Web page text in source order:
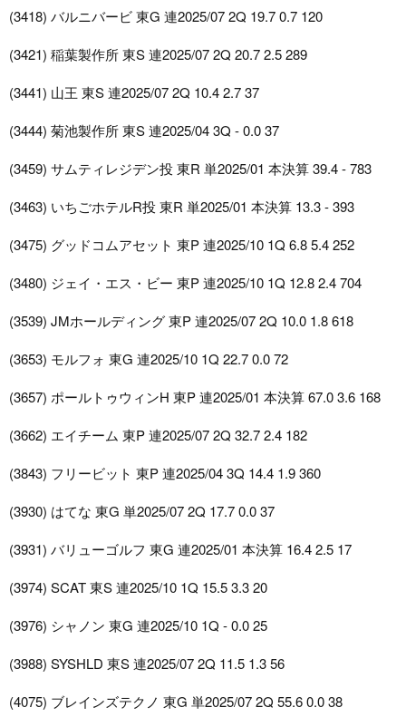
(3418) バルニバービ 東G 連2025/07 2Q 19.7 0.7 120
(3421) 稲葉製作所 東S 連2025/07 2Q 20.7 2.5 289
(3441) 山王 東S 連2025/07 2Q 10.4 2.7 37
(3444) 菊池製作所 東S 連2025/04 3Q - 0.0 37
(3459) サムティレジデン投 東R 単2025/01 本決算 39.4 - 783
(3463) いちごホテルR投 東R 単2025/01 本決算 13.3 - 393
(3475) グッドコムアセット 東P 連2025/10 1Q 6.8 5.4 252
(3480) ジェイ・エス・ビー 東P 連2025/10 1Q 12.8 2.4 704
(3539) JMホールディング 東P 連2025/07 2Q 10.0 1.8 618
(3653) モルフォ 東G 連2025/10 1Q 22.7 0.0 72
(3657) ポールトゥウィンH 東P 連2025/01 本決算 67.0 3.6 168
(3662) エイチーム 東P 連2025/07 2Q 32.7 2.4 182
(3843) フリービット 東P 連2025/04 3Q 14.4 1.9 360
(3930) はてな 東G 単2025/07 2Q 17.7 0.0 37
(3931) バリューゴルフ 東G 連2025/01 本決算 16.4 2.5 17
(3974) SCAT 東S 連2025/10 1Q 15.5 3.3 20
(3976) シャノン 東G 連2025/10 1Q - 0.0 25
(3988) SYSHLD 東S 連2025/07 2Q 11.5 1.3 56
(4075) ブレインズテクノ 東G 単2025/07 2Q 55.6 0.0 38